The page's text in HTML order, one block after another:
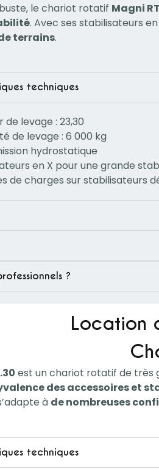
le chariot rotatif Magni
. Avec ses stabilisateurs
terrains.
techniques
de levage : 23,30
de levage : 6 000 kg
hydrostatique
en X pour une grande
de charges sur stabilisateurs
?
Location
est un chariot rotatif de très
des accessoires et
à de nombreuses
techniques